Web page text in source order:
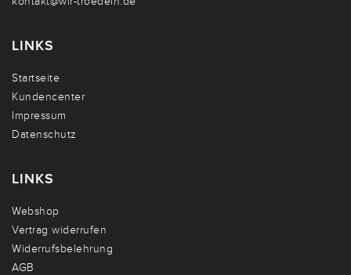
LINKS
Startseite
Kundencenter
Impressum
Datenschutz
LINKS
Webshop
Vertrag widerrufen
Widerrufsbelehrung
AGB